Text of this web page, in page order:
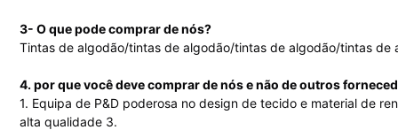
3- O que pode comprar de nós?
Tintas de algodão/tintas de algodão/tintas de algodão/tintas de
4. por que você deve comprar de nós e não de outros
1. Equipa de P&D poderosa no design de tecido e material de
alta qualidade 3.